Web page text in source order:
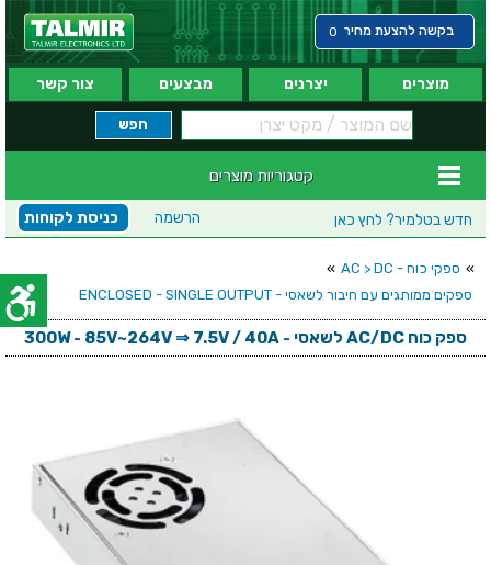
בקשה להצעת מחיר 0
מוצרים יצרנים מבצעים צור קשר
קטגוריות מוצרים
חדש בטלמיר? לחץ כאן כניסת לקוחות הרשמה
» ספקי כוח - AC > DC
»
ספקים ממותגים עם חיבור לשאסי - ENCLOSED - SINGLE OUTPUT
ספק כוח AC/DC לשאסי - 300W - 85V~264V ⇒ 7.5V / 40A